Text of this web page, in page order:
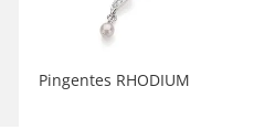
Pingentes RHODIUM